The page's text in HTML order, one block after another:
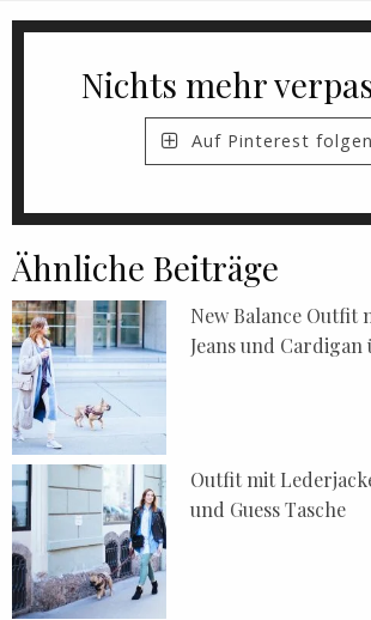
Nichts mehr
Auf Pinterest folgen
Ähnliche Beiträge
New Balance Outfit
Jeans und
Outfit mit
und Guess Tasche